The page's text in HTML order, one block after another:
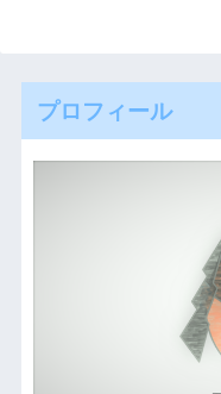
プロフィール